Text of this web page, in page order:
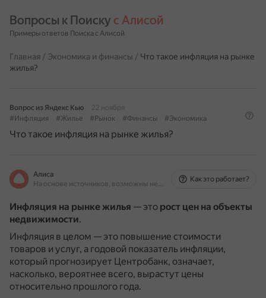
Вопросы к Поиску с Алисой
Примеры ответов Поиска с Алисой
Главная / Экономика и финансы / Что такое инфляция на рынке
жилья?
Вопрос из Яндекс Кью
22 ноября
#Инфляция
#Жилье #Рынок #Финансы #Экономика
Что такое инфляция на рынке жилья?
Алиса
На основе источников, возможны неточности
Как это работает?
Инфляция на рынке жилья — это рост цен на объекты
недвижимости.
Инфляция в целом — это повышение стоимости
товаров и услуг, а годовой показатель инфляции,
который прогнозирует Центробанк, означает,
насколько, вероятнее всего, вырастут цены
относительно прошлого года.